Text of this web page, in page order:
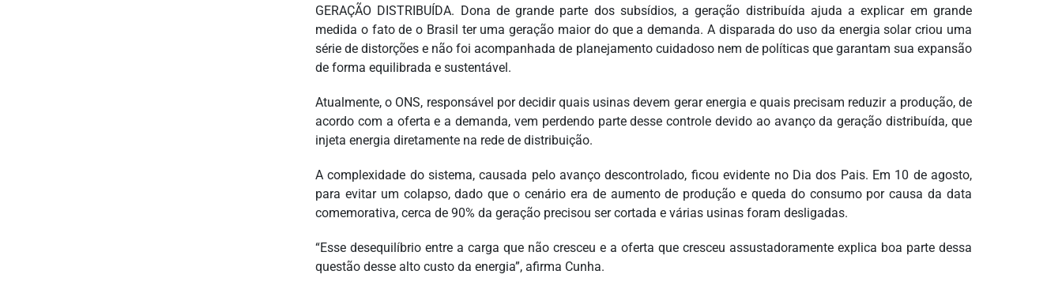
GERAÇÃO DISTRIBUÍDA. Dona de grande parte dos subsídios, a geração distribuída ajuda a explicar em grande
medida o fato de o Brasil ter uma geração maior do que a demanda. A disparada do uso da energia solar criou uma
série de distorções e não foi acompanhada de planejamento cuidadoso nem de políticas que garantam sua expansão
de forma equilibrada e sustentável.
Atualmente, o ONS, responsável por decidir quais usinas devem gerar energia e quais precisam reduzir a produção, de
acordo com a oferta e a demanda, vem perdendo parte desse controle devido ao avanço da geração distribuída, que
injeta energia diretamente na rede de distribuição.
A complexidade do sistema, causada pelo avanço descontrolado, ficou evidente no Dia dos Pais. Em 10 de agosto,
para evitar um colapso, dado que o cenário era de aumento de produção e queda do consumo por causa da data
comemorativa, cerca de 90% da geração precisou ser cortada e várias usinas foram desligadas.
“Esse desequilíbrio entre a carga que não cresceu e a oferta que cresceu assustadoramente explica boa parte dessa
questão desse alto custo da energia”, afirma Cunha.